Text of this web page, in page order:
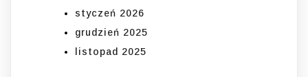
styczeń 2026
grudzień 2025
listopad 2025